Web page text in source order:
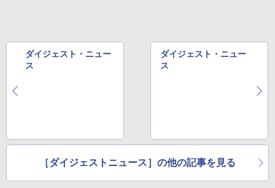
ダイジェスト・ニュー
ス
ダイジェスト・ニュー
ス
［ダイジェストニュース］の他の記事を見る